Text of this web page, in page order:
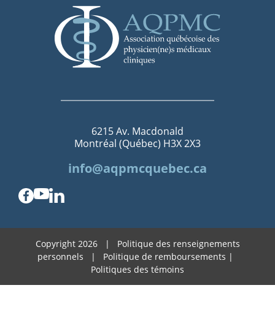
6215 Av. Macdonald
Montréal (Québec) H3X 2X3
info@aqpmcquebec.ca
Copyright 2026 | Politique des renseignements
personnels | Politique de remboursements |
Politiques des témoins